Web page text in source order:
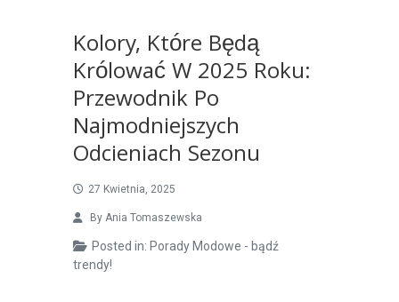
Kolory, Które Będą
Królować W 2025 Roku:
Przewodnik Po
Najmodniejszych
Odcieniach Sezonu
27 Kwietnia, 2025
By Ania Tomaszewska
Posted in: Porady Modowe - bądź
trendy!